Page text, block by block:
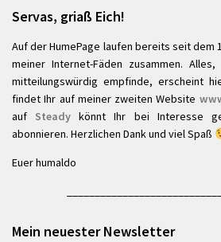
Servas, griaß Eich!
Auf der HumePage laufen bereits seit dem
meiner Internet-Fäden zusammen.
mitteilungswürdig empfinde, erscheint
findet Ihr auf meiner zweiten Website
auf Steady könnt Ihr bei Interesse
abonnieren. Herzlichen Dank und viel Spaß
Euer humaldo
Mein neuester Newsletter